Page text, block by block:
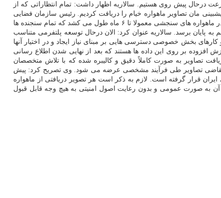
درحال پیش روی هستیم. سالاریه اظهار داشت: تمام انتظاراتی که از
مان تصاویر ماهواره خیام را دریافت کردیم. رئیس سازمان فضایی
اظهار داشت: کالیبراسیون هم با سرعت منطقی و خوبی پیش می رود و مشکل خاصی در فرآیند کالیبراسیون مشاهده نشده است. وی با تکیه بر این که در ماهواره های سنجشی معمولا تا ۶ ماه طول می کشد که تمام سنجنده ها
پایان برسد. سالاریه عنوان کرد: الان درحال توسعه پلتفرمی متناسب
کارهای بخش خصوصی دسترسی هایی بر مبنای نیاز ایجاد و در اختیار آنها
افزوده بر روی این داده ها هستند که بعد از نهایی شدن اطلاع رسانی
تصاویر به صورت کاملاً دقیق و کالیبره شده که با تلاش متخصصان
متقاضی تصاویر طی فرآیند مشخصی عرضه می شود. وی تصریح کرد: پیش
قرار گرفته است. لازم به ذکر است هر تصویر دریافتی از ماهواره
آن به صورت عمومی و بدون رعایت اصول امنیتی به هیچ وجه قابل قبول